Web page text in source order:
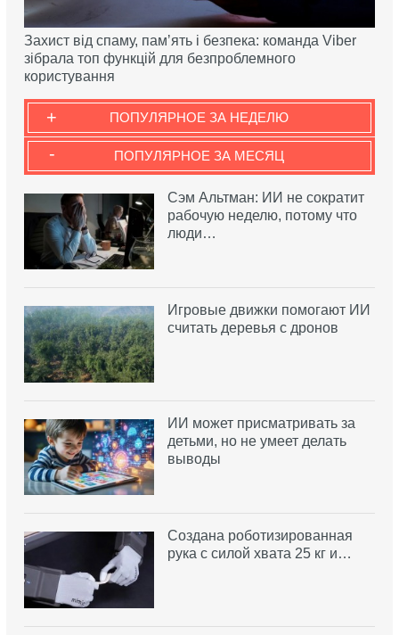
Захист від спаму, памʼять і безпека: команда Viber
зібрала топ функцій для безпроблемного
користування
ПОПУЛЯРНОЕ ЗА НЕДЕЛЮ
+
ПОПУЛЯРНОЕ ЗА МЕСЯЦ
-
Сэм Альтман: ИИ не сократит
рабочую неделю, потому что
люди…
Игровые движки помогают ИИ
считать деревья с дронов
ИИ может присматривать за
детьми, но не умеет делать
выводы
Создана роботизированная
рука с силой хвата 25 кг и…